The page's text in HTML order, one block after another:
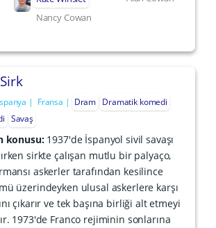
Nancy Cowan
Fransa Dram Dramatik komedi
Savaş
konusu: 1937'de İspanyol sivil savaşı
sirkte çalışan mutlu bir palyaço,
askerler tarafından kesilince
üzerindeyken ulusal askerlere karşı
çıkarır ve tek başına birliği alt etmeyi
1973'de Franco rejiminin sonlarına